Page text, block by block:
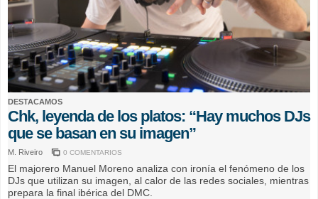
DESTACAMOS
Chk, leyenda de los platos: “Hay muchos DJs
que se basan en su imagen”
M. Riveiro 0 COMENTARIOS
El majorero Manuel Moreno analiza con ironía el fenómeno de los
DJs que utilizan su imagen, al calor de las redes sociales, mientras
prepara la final ibérica del DMC.